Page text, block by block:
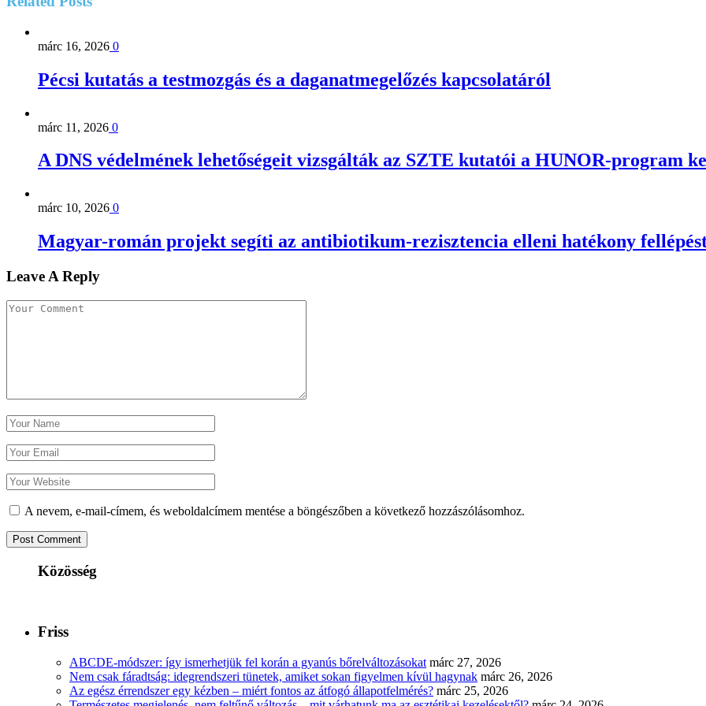
márc 16, 2026 0
Pécsi kutatás a testmozgás és a daganatmegelőzés kapcsolatáról
márc 11, 2026 0
A DNS védelmének lehetőségeit vizsgálták az SZTE kutatói a HUNOR-program
márc 10, 2026 0
Magyar-román projekt segíti az antibiotikum-rezisztencia elleni hatékony
Leave A Reply
A nevem, e-mail-címem, és weboldalcímem mentése a böngészőben a következő hozzászólásomhoz.
Közösség
Friss
ABCDE‑módszer: így ismerhetjük fel korán a gyanús bőrelváltozásokat márc 27, 2026
Nem csak fáradtság: idegrendszeri tünetek, amiket sokan figyelmen kívül hagynak márc 26, 2026
Az egész érrendszer egy kézben – miért fontos az átfogó állapotfelmérés? márc 25, 2026